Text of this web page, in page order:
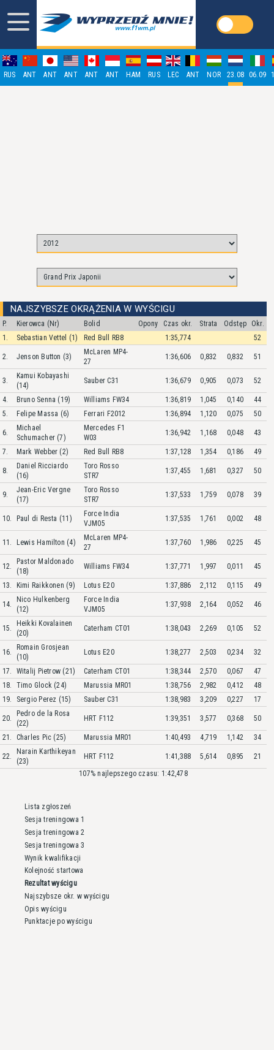
RUS ANT ANT ANT ANT ANT HAM RUS LEC ANT NOR 23.08 06.09
NAJSZYBSZE OKRĄŻENIA W WYŚCIGU
P. Kierowca (Nr) Bolid Opony Czas okr. Strata Odstęp
Okr.
1.
Sebastian Vettel (1) Red Bull RB8 1:35,774 52
2. Jenson Button (3)
McLaren MP4-
27
1:36,606 0,832 0,832 51
3.
Kamui Kobayashi
(14)
Sauber C31 1:36,679 0,905 0,073 52
4. Bruno Senna (19) Williams FW34 1:36,819 1,045 0,140
44
5.
Felipe Massa (6) Ferrari F2012 1:36,894 1,120 0,075 50
6.
Michael
Schumacher (7)
Mercedes F1
W03
1:36,942 1,168 0,048 43
7. Mark Webber (2) Red Bull RB8 1:37,128 1,354 0,186 49
8.
Daniel Ricciardo
(16)
Toro Rosso
STR7
1:37,455 1,681 0,327 50
9.
Jean-Eric Vergne
(17)
Toro Rosso
STR7
1:37,533 1,759 0,078 39
10. Paul di Resta (11)
Force India
VJM05
1:37,535 1,761 0,002 48
11. Lewis Hamilton (4)
McLaren MP4-
27
1:37,760 1,986 0,225 45
12.
Pastor Maldonado
(18)
Williams FW34 1:37,771 1,997 0,011 45
13. Kimi Raikkonen (9) Lotus E20 1:37,886 2,112 0,115 49
14.
Nico Hulkenberg
(12)
Force India
VJM05
1:37,938 2,164 0,052 46
15.
Heikki Kovalainen
(20)
Caterham CT01 1:38,043 2,269 0,105 52
16.
Romain Grosjean
(10)
Lotus E20 1:38,277 2,503 0,234 32
17. Witalij Pietrow (21) Caterham CT01 1:38,344 2,570 0,067
47
18.
Timo Glock (24) Marussia MR01 1:38,756 2,982 0,412
48
19.
Sergio Perez (15) Sauber C31 1:38,983 3,209 0,227 17
20.
Pedro de la Rosa
(22)
HRT F112 1:39,351 3,577 0,368 50
21. Charles Pic (25) Marussia MR01 1:40,493 4,719 1,142 34
22.
Narain Karthikeyan
(23)
HRT F112 1:41,388 5,614 0,895
21
107% najlepszego czasu: 1:42,478
Lista zgłoszeń
Sesja treningowa 1
Sesja treningowa 2
Sesja treningowa 3
Wynik kwalifikacji
Kolejność startowa
Rezultat wyścigu
Najszybsze okr. w wyścigu
Opis wyścigu
Punktacje po wyścigu